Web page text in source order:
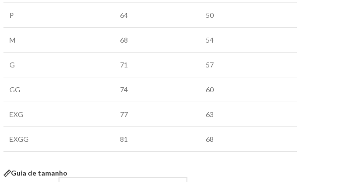
P 64 50
M 68 54
G 71 57
GG 74 60
EXG 77 63
EXGG 81 68
Guia de tamanho